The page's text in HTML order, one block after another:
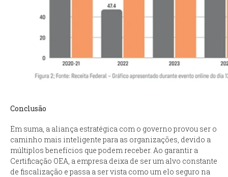
Conclusão
Em suma, a aliança estratégica com o governo provou ser o
caminho mais inteligente para as organizações, devido a
múltiplos benefícios que podem receber. Ao garantir a
Certificação OEA, a empresa deixa de ser um alvo constante
de fiscalização e passa a ser vista como um elo seguro na